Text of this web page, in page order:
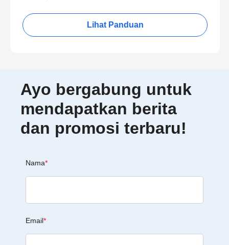
Lihat Panduan
Ayo bergabung untuk
mendapatkan berita
dan promosi terbaru!
Nama*
Email*